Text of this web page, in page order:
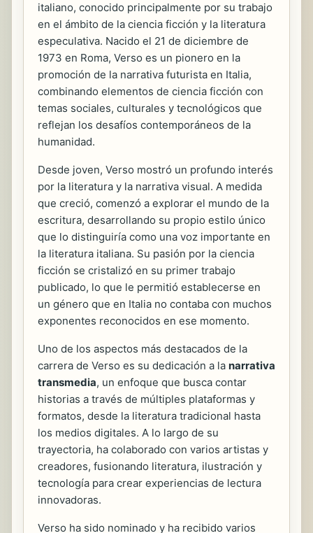
italiano, conocido principalmente por su trabajo
en el ámbito de la ciencia ficción y la literatura
especulativa. Nacido el 21 de diciembre de
1973 en Roma, Verso es un pionero en la
promoción de la narrativa futurista en Italia,
combinando elementos de ciencia ficción con
temas sociales, culturales y tecnológicos que
reflejan los desafíos contemporáneos de la
humanidad.
Desde joven, Verso mostró un profundo interés
por la literatura y la narrativa visual. A medida
que creció, comenzó a explorar el mundo de la
escritura, desarrollando su propio estilo único
que lo distinguiría como una voz importante en
la literatura italiana. Su pasión por la ciencia
ficción se cristalizó en su primer trabajo
publicado, lo que le permitió establecerse en
un género que en Italia no contaba con muchos
exponentes reconocidos en ese momento.
Uno de los aspectos más destacados de la
carrera de Verso es su dedicación a la narrativa
transmedia, un enfoque que busca contar
historias a través de múltiples plataformas y
formatos, desde la literatura tradicional hasta
los medios digitales. A lo largo de su
trayectoria, ha colaborado con varios artistas y
creadores, fusionando literatura, ilustración y
tecnología para crear experiencias de lectura
innovadoras.
Verso ha sido nominado y ha recibido varios